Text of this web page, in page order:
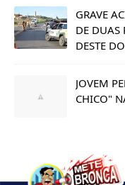
GRAVE
DE DUAS
DESTE
JOVEM
CHICO"